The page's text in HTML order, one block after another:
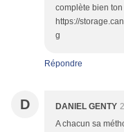
complète bien
https://
g
Répondre
D DANIEL GENTY
A chacun sa